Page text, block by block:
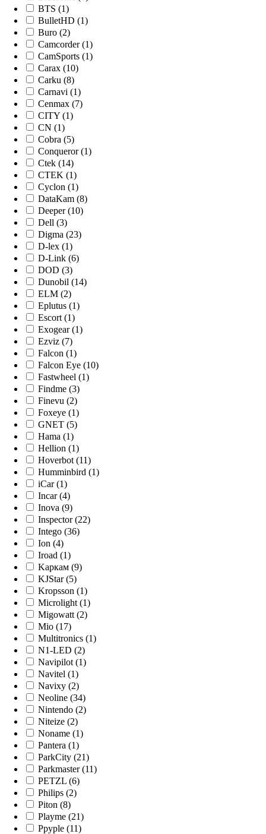
BTS (1)
BulletHD (1)
Buro (2)
Camcorder (1)
CamSports (1)
Carax (10)
Carku (8)
Carnavi (1)
Cenmax (7)
CITY (1)
CN (1)
Cobra (5)
Conqueror (1)
Ctek (14)
CTEK (1)
Cyclon (1)
DataKam (8)
Deeper (10)
Dell (3)
Digma (23)
D-lex (1)
D-Link (6)
DOD (3)
Dunobil (14)
ELM (2)
Eplutus (1)
Escort (1)
Exogear (1)
Ezviz (7)
Falcon (1)
Falcon Eye (10)
Fastwheel (1)
Findme (3)
Finevu (2)
Foxeye (1)
GNET (5)
Hama (1)
Hellion (1)
Hoverbot (11)
Humminbird (1)
iCar (1)
Incar (4)
Inova (9)
Inspector (22)
Intego (36)
Ion (4)
Iroad (1)
Kaркам (9)
KJStar (5)
Kropsson (1)
Microlight (1)
Migowatt (2)
Mio (17)
Multitronics (1)
N1-LED (2)
Navipilot (1)
Navitel (1)
Navixy (2)
Neoline (34)
Nintendo (2)
Niteize (2)
Noname (1)
Pantera (1)
ParkCity (21)
Parkmaster (11)
PETZL (6)
Philips (2)
Piton (8)
Playme (21)
Ppyple (11)